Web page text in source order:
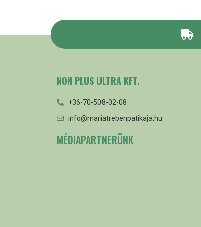
NON PLUS ULTRA KFT.
+36-70-508-02-08
info@mariatrebenpatikaja.hu
MÉDIAPARTNERÜNK